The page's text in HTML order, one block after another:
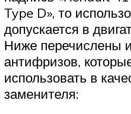
Type D», то
допускается в
Ниже перечислены
антифризов,
использовать в
заменителя: